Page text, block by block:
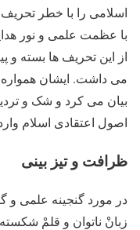
اسلامی را با خطر
با عظمت علمی و نور
از این تحریف ها بسته و
می داشت. ایشان
بیان می کرد و شک و
اصول اعتقادی اسلام
ظرافت و تیز بینی
در مورد گنجینه علمی و
زبانْ ناتوان و قلمْ